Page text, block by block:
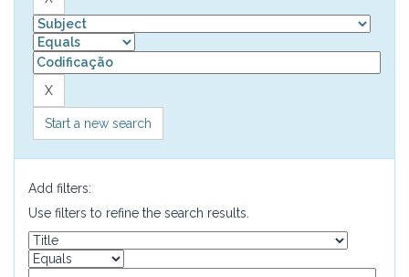
Start a new search
Add filters:
Use filters to refine the search results.